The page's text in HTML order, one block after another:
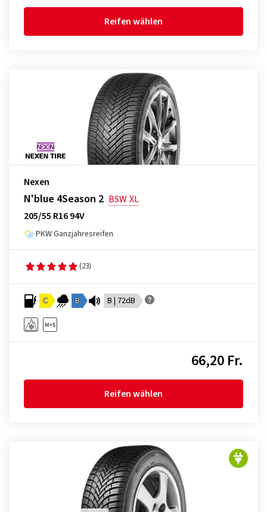
Reifen wählen
Nexen
N'blue 4Season 2 BSWXL
205/55 R16 94V
PKW Ganzjahresreifen
(23)
C B B | 72dB
66,20 Fr.
Reifen wählen